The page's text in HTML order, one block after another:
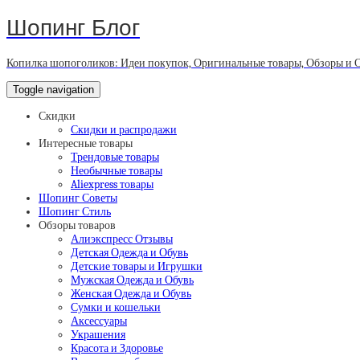
Шопинг Блог
Копилка шопоголиков: Идеи покупок, Оригинальные товары, Обзоры и
Toggle navigation
Скидки
Скидки и распродажи
Интересные товары
Трендовые товары
Необычные товары
Aliexpress товары
Шопинг Советы
Шопинг Стиль
Обзоры товаров
Алиэкспресс Отзывы
Детская Одежда и Обувь
Детские товары и Игрушки
Мужская Одежда и Обувь
Женская Одежда и Обувь
Сумки и кошельки
Аксессуары
Украшения
Красота и Здоровье